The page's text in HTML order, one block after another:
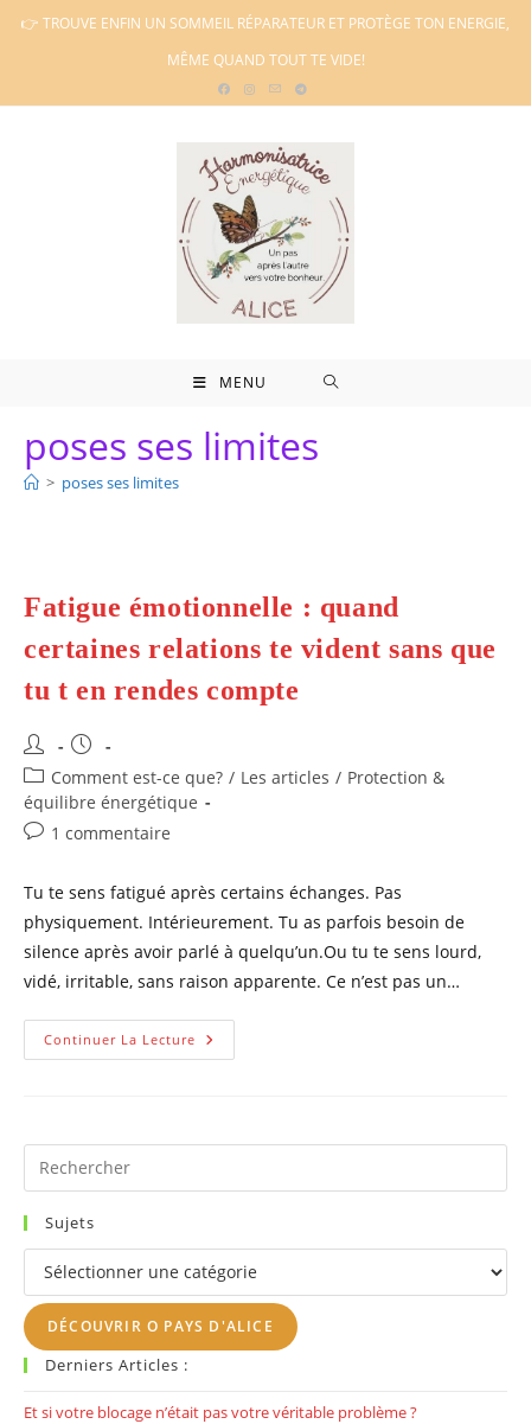
Skip👉 TROUVE ENFIN UN SOMMEIL RÉPARATEUR ET PROTÈGE TON ENERGIE,
MÊME QUAND TOUT TE VIDE!
MENU
poses ses limites
> poses ses limites
Fatigue émotionnelle : quand
certaines relations te vident sans que
tu t en rendes compte
Auteur/autrice
de
la
publication :
Publication
publiée :
Post
category:
Comment est-ce que? / Les articles / Protection &
équilibre énergétique
Commentaires
la
publication :
1 commentaire
Tu te sens fatigué après certains échanges. Pas
physiquement. Intérieurement. Tu as parfois besoin de
silence après avoir parlé à quelqu’un.Ou tu te sens lourd,
vidé, irritable, sans raison apparente. Ce n’est pas un…
Continuer La Lecture Fatigue
Émotionnelle
Te
Que
Rendes
Compte
Sujets
Sujets
DÉCOUVRIR O PAYS D'ALICE
Derniers Articles :
Et si votre blocage n’était pas votre véritable problème ?